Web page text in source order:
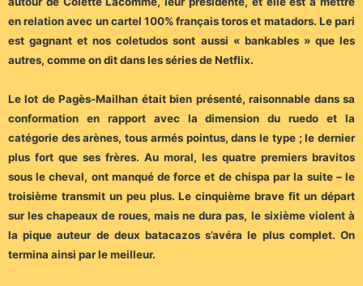
en relation avec un cartel 100% français toros et matadors. Le pari
est gagnant et nos coletudos sont aussi « bankables » que les
autres, comme on dit dans les séries de Netflix.
Le lot de Pagès-Mailhan était bien présenté, raisonnable dans sa
conformation en rapport avec la dimension du ruedo et la
catégorie des arènes, tous armés pointus, dans le type ; le dernier
plus fort que ses frères. Au moral, les quatre premiers bravitos
sous le cheval, ont manqué de force et de chispa par la suite – le
troisième transmit un peu plus. Le cinquième brave fit un départ
sur les chapeaux de roues, mais ne dura pas, le sixième violent à
la pique auteur de deux batacazos s’avéra le plus complet. On
termina ainsi par le meilleur.